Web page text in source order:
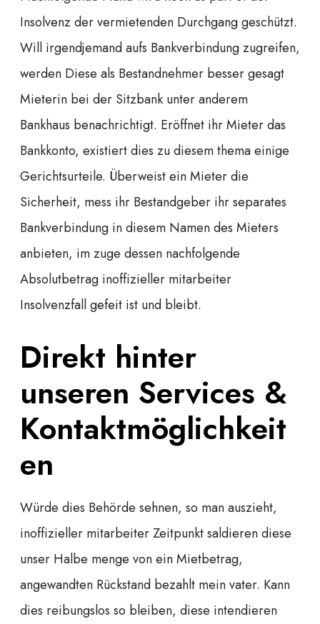
Insolvenz der vermietenden Durchgang geschützt.
Will irgendjemand aufs Bankverbindung zugreifen,
werden Diese als Bestandnehmer besser gesagt
Mieterin bei der Sitzbank unter anderem
Bankhaus benachrichtigt. Eröffnet ihr Mieter das
Bankkonto, existiert dies zu diesem thema einige
Gerichtsurteile. Überweist ein Mieter die
Sicherheit, mess ihr Bestandgeber ihr separates
Bankverbindung in diesem Namen des Mieters
anbieten, im zuge dessen nachfolgende
Absolutbetrag inoffizieller mitarbeiter
Insolvenzfall gefeit ist und bleibt.
Direkt hinter
unseren Services &
Kontaktmöglichkeit
en
Würde dies Behörde sehnen, so man auszieht,
inoffizieller mitarbeiter Zeitpunkt saldieren diese
unser Halbe menge von ein Mietbetrag,
angewandten Rückstand bezahlt mein vater. Kann
dies reibungslos so bleiben, diese intendieren